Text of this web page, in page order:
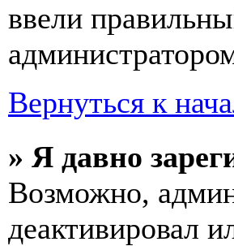
ввели
Вернуться к
» Я давно
Возможно,
деактивировал